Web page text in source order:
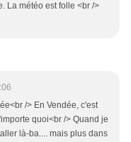
La météo est folle <br />
/> En Vendée, c'est
quoi<br /> Quand je
là-ba.... mais plus dans